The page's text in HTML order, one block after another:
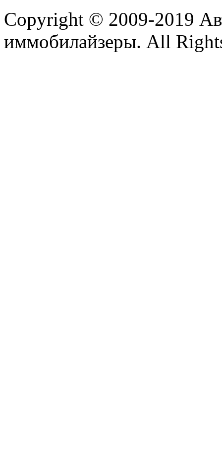
Copyright © 2009-2019
иммобилайзеры. All